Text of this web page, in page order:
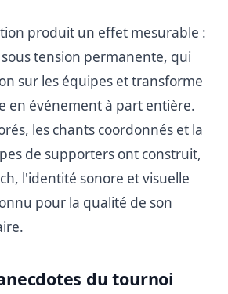
produit un effet mesurable :
tension permanente, qui
sur les équipes et transforme
en événement à part entière.
les chants coordonnés et la
de supporters ont construit,
l'identité sonore et visuelle
pour la qualité de son
du tournoi